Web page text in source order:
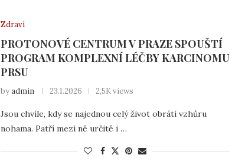
Zdraví
PROTONOVÉ CENTRUM V PRAZE SPOUŠTÍ
PROGRAM KOMPLEXNÍ LÉČBY KARCINOMU
PRSU
byadmin 23.1.2026 2,5K views
Jsou chvíle, kdy se najednou celý život obrátí vzhůru
nohama. Patří mezi ně určitě i …